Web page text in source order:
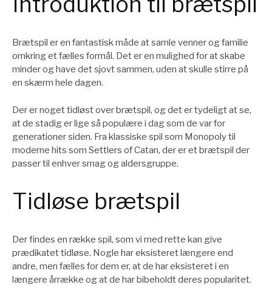
Brætspil er en fantastisk måde at samle venner og familie
omkring et fælles formål. Det er en mulighed for at skabe
minder og have det sjovt sammen, uden at skulle stirre på
en skærm hele dagen.
Der er noget tidløst over brætspil, og det er tydeligt at se,
at de stadig er lige så populære i dag som de var for
generationer siden. Fra klassiske spil som Monopoly til
moderne hits som Settlers of Catan, der er et brætspil der
passer til enhver smag og aldersgruppe.
Tidløse brætspil
Der findes en række spil, som vi med rette kan give
prædikatet tidløse. Nogle har eksisteret længere end
andre, men fælles for dem er, at de har eksisteret i en
længere årrække og at de har bibeholdt deres popularitet.